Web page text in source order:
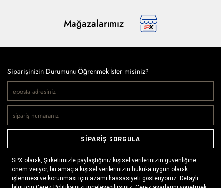
Mağazalarımız
Siparişinizin Durumunu Öğrenmek İster misiniz?
SİPARİŞ SORGULA
Doğaya ve spora tutkuyla bağlı olanların markası SPX, çeşitli